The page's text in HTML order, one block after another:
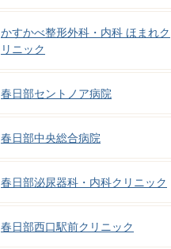
かすかべ整形外科・内科 ほまれク
リニック
春日部セントノア病院
春日部中央総合病院
春日部泌尿器科・内科クリニック
春日部西口駅前クリニック